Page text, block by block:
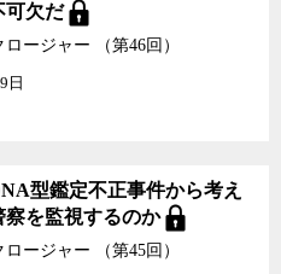
ができない状況で下された決定
年を超えた運転を認め、廃炉に
を認めて本当に大丈夫なのか。
可欠だ
ージャー （第46回）
日
型鑑定不正事件から考え
察を監視するのか
ージャー （第45回）